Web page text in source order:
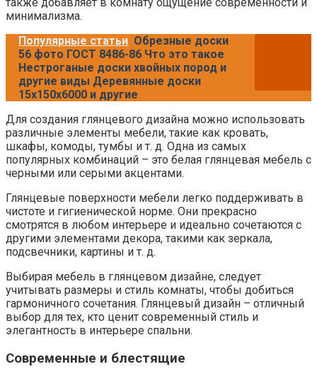
минимализма.
Популярные статьи Обрезные доски
56 фото ГОСТ 8486-86 Что это такое
Нестроганые доски хвойных пород и
другие виды Деревянные доски
15х150х6000 и другие
Для создания глянцевого дизайна можно использовать
различные элементы мебели, такие как кровать,
шкафы, комоды, тумбы и т. д. Одна из самых
популярных комбинаций – это белая глянцевая мебель с
черными или серыми акцентами.
Глянцевые поверхности мебели легко поддерживать в
чистоте и гигиенической норме. Они прекрасно
смотрятся в любом интерьере и идеально сочетаются с
другими элементами декора, такими как зеркала,
подсвечники, картины и т. д.
Выбирая мебель в глянцевом дизайне, следует
учитывать размеры и стиль комнаты, чтобы добиться
гармоничного сочетания. Глянцевый дизайн – отличный
выбор для тех, кто ценит современный стиль и
элегантность в интерьере спальни.
Современные и блестящие